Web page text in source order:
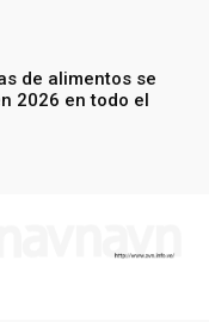
de alimentos se
2026 en todo el